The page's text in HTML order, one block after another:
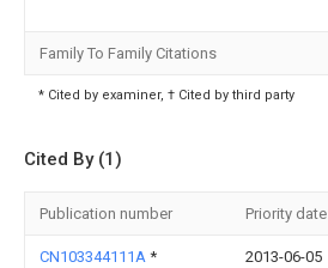
Family To Family Citations
* Cited by examiner, † Cited by third party
Cited By (1)
Publication number Priority date
CN103344111A * 2013-06-05